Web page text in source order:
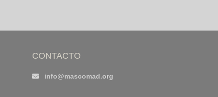
CONTACTO
info@mascomad.org